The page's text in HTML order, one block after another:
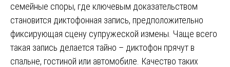
семейные споры, где ключевым доказательством
становится диктофонная запись, предположительно
фиксирующая сцену супружеской измены. Чаще всего
такая запись делается тайно – диктофон прячут в
спальне, гостиной или автомобиле. Качество таких